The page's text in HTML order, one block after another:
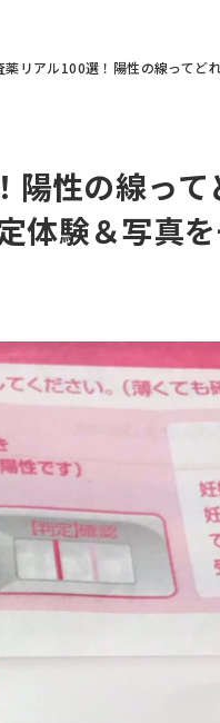
薬リアル100選！陽性の線って
陽性の線って
体験＆写真